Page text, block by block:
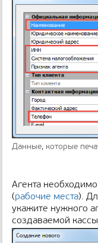
Данные, которые
Агента
(рабочие места).
укажите нужного
создаваемой кассы.